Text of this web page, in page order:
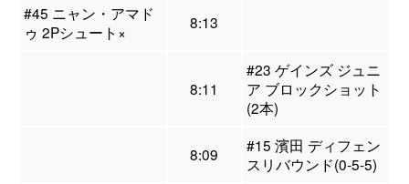
#45 ニャン・アマド
ゥ 2Pシュート×
8:13
8:11
#23 ゲインズ ジュニ
ア ブロックショット
(2本)
8:09
#15 濱田 ディフェン
スリバウンド(0-5-5)